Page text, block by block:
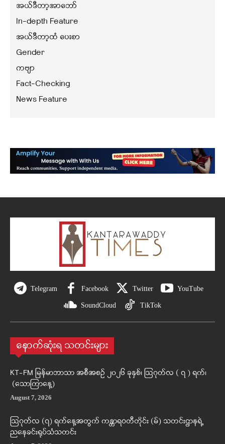
အယ်ဒီတာ့အာဘော်
In-depth Feature
အယ်ဒီတာ့ထံ ပေးစာ
Gender
ကဗျာ
Fact-Checking
News Feature
Telegram Facebook Twitter YouTube
SoundCloud TikTok
နောက်ဆုံးရ သတင်းများ
KT-FM မြန်မာဘာသာ အစီအစဉ် ၂၀၂၆ ခုနှစ်၊ ဩဂုတ်လ ( ၇ ) ရက်၊
(သောကြာနေ့)
August 7, 2026
ဩဂုတ်လ (၇) ရက်နေ့အတွက် ကန္တာရဝတီတိုင်း (မ်) သတင်းဌာနရဲ့
ညနေခင်းရုပ်သံသတင်း